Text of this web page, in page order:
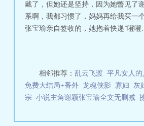
戴了，但她还是坚持，因为她瞥见了
系啊，我都习惯了，妈妈再给我买一
张宝瑜亲自签收的，她抱着快递”噔噔
相邻推荐： 乱云飞渡 平凡女人的
免费大结局+番外 龙魂侠影 寡妇 灰
宗 小说主角谢颖张宝瑜全文无删减